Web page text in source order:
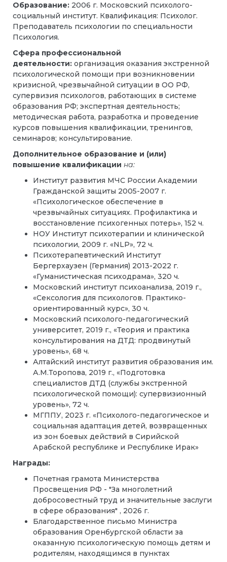
Образование: 2006 г. Московский психолого-
социальный институт. Квалификация: Психолог.
Преподаватель психологии по специальности
Психология.
Сфера профессиональной
деятельности: организация оказания экстренной
психологической помощи при возникновении
кризисной, чрезвычайной ситуации в ОО РФ,
супервизия психологов, работающих в системе
образования РФ; экспертная деятельность;
методическая работа, разработка и проведение
курсов повышения квалификации, тренингов,
семинаров; консультирование.
Дополнительное образование и (или)
повышение квалификации на:
Институт развития МЧС России Академии
Гражданской защиты 2005-2007 г.
«Психологическое обеспечение в
чрезвычайных ситуациях. Профилактика и
восстановление психогенных потерь», 152 ч.
НОУ Институт психотерапии и клинической
психологии, 2009 г. «NLP», 72 ч.
Психотерапевтический Институт
Бергерхаузен (Германия) 2013-2022 г.
«Гуманистическая психодрама», 320 ч.
Московский институт психоанализа, 2019 г.,
«Сексология для психологов. Практико-
ориентированный курс», 30 ч.
Московский психолого-педагогический
университет, 2019 г., «Теория и практика
консультирования на ДТД: продвинутый
уровень», 68 ч.
Алтайский институт развития образования им.
А.М.Торопова, 2019 г., «Подготовка
специалистов ДТД (службы экстренной
психологической помощи): супервизионный
уровень», 72 ч.
МГППУ, 2023 г. «Психолого-педагогическое и
социальная адаптация детей, возвращенных
из зон боевых действий в Сирийской
Арабской республике и Республике Ирак»
Награды:
Почетная грамота Министерства
Просвещения РФ - "За многолетний
добросовестный труд и значительные заслуги
в сфере образования" , 2026 г.
Благодарственное письмо Министра
образования Оренбургской области за
оказанную психологическую помощь детям и
родителям, находящимся в пунктах